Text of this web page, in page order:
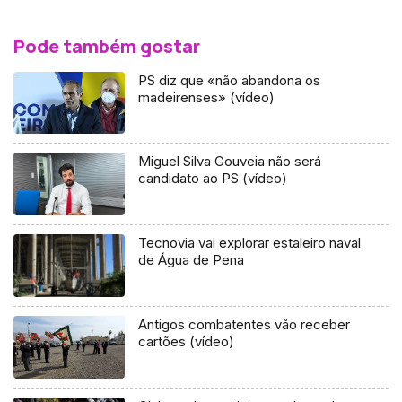
Pode também gostar
PS diz que «não abandona os
madeirenses» (vídeo)
Miguel Silva Gouveia não será
candidato ao PS (vídeo)
Tecnovia vai explorar estaleiro naval
de Água de Pena
Antigos combatentes vão receber
cartões (vídeo)